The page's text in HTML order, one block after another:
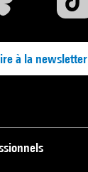
à la newsletter